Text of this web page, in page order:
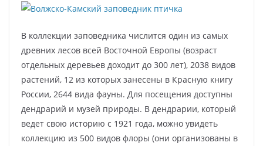
В коллекции заповедника числится один из самых
древних лесов всей Восточной Европы (возраст
отдельных деревьев доходит до 300 лет), 2038 видов
растений, 12 из которых занесены в Красную книгу
России, 2644 вида фауны. Для посещения доступны
дендрарий и музей природы. В дендрарии, который
ведет свою историю с 1921 года, можно увидеть
коллекцию из 500 видов флоры (они организованы в